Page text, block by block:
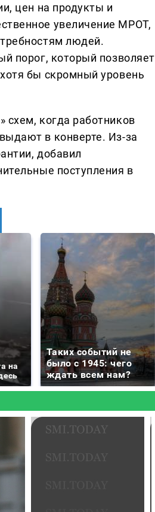
цен на продукты и
увеличение МРОТ,
людей.
порог, который позволяет
бы скромный уровень
когда работников
в конверте. Из-за
добавил
поступления в
на
Таких событий не
было с 1945: чего
ждать всем нам?